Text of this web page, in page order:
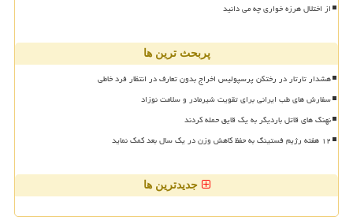
از اختلال هرزه خواری چه می دانید
پربحث ترین ها
هشدار تارتار در رختکن پرسپولیس اخراج بدون تعارف در انتظار فرد خاطی
سفارش های طب ایرانی برای تقویت شیرمادر و سلامت نوزاد
نهنگ های قاتل باردیگر به یک قایق حمله کردند
۱۲ هفته رژیم فستینگ به حفظ کاهش وزن در یک سال بعد کمک نماید
جدیدترین ها